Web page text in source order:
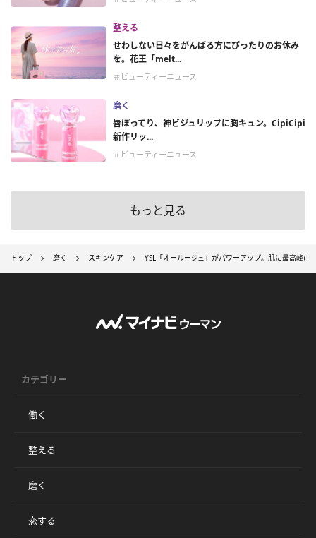
整える
せわしない日々をがんばる方にぴったりのお休み
を。花王「melt...
＃ビューティーニュース
磨く
唇ぽってり、神ビジュリップに胸キュン。CipiCipi
新作リッ...
＃ビューティーニュース
もっと見る
トップ 磨く スキンケア YSL「オールージュ」がパワーアップ。肌に最高峰の
カテゴリー
働く
整える
磨く
恋する